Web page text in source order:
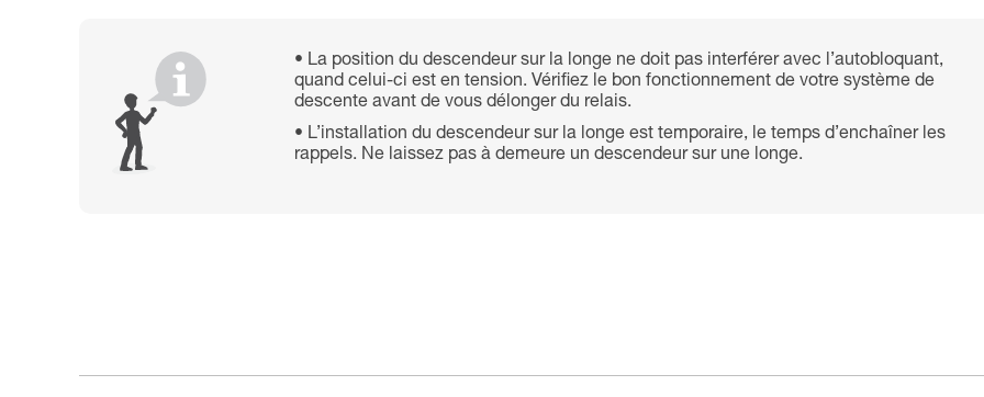
La position du descendeur sur la longe ne doit pas interférer avec l’autobloquant,
quand celui-ci est en tension. Vérifiez le bon fonctionnement de votre système de
descente avant de vous délonger du relais.
L’installation du descendeur sur la longe est temporaire, le temps d’enchaîner les
rappels. Ne laissez pas à demeure un descendeur sur une longe.